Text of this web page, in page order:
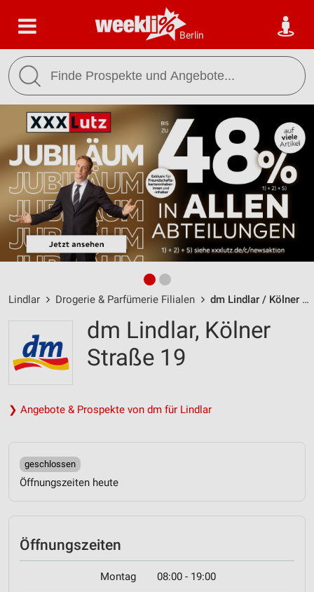
Berlin
Lindlar Drogerie & Parfümerie Filialen dm Lindlar / Kölner Straße 19 - Öffnungszeiten & Adresse
dm Lindlar, Kölner
Straße 19
❯ Angebote & Prospekte von dm für Lindlar
geschlossen
Öffnungszeiten heute
Öffnungszeiten
Montag 08:00 - 19:00